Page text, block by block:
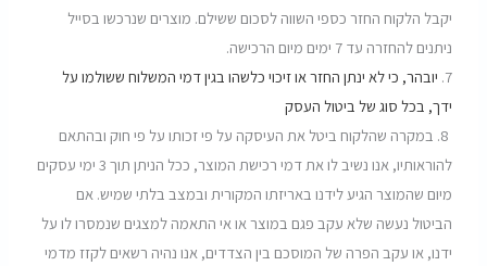
יקבל הלקוח החזר כספי השווה לסכום ששילם. מוצרים שנרכשו בסייל
ניתנים להחזרה עד 7 ימים מיום הרכישה
.
7. יובהר, כי לא ינתן החזר או זיכוי כלשהו בגין דמי המשלוח ששולמו על
ידך, בכל סוג של ביטול העסק
במקרה שהלקוח ביטל את העיסקה על פי זכותו על פי חוק ובהתאם
להוראותיו, אנו נשיב לו את דמי רכישת המוצר, ככל הניתן תוך 3 ימי עסקים
מיום שהמוצר הגיע לידנו באריזתו המקורית ובמצב בלתי שמיש. אם
הביטול נעשה שלא עקב פגם במוצר או אי התאמה למצגים שנמסרו לו על
ידנו, או עקב הפרה של המוסכם בין הצדדים, אנו נהיה רשאים לקזז מדמי